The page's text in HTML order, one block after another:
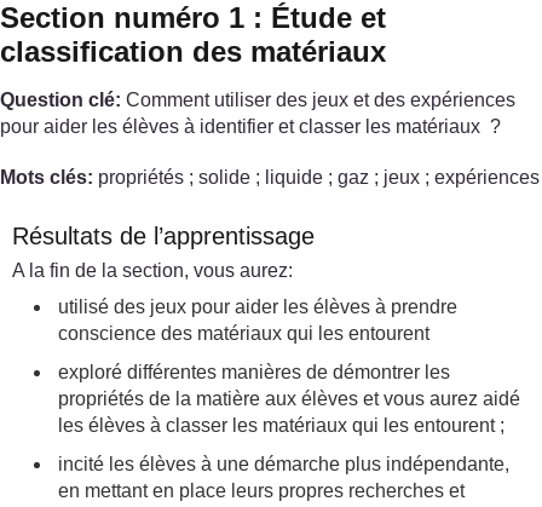
Section numéro 1 : Étude et
classification des matériaux
Question clé: Comment utiliser des jeux et des expériences
pour aider les élèves à identifier et classer les matériaux ?
Mots clés: propriétés ; solide ; liquide ; gaz ; jeux ; expériences
Résultats de l’apprentissage
A la fin de la section, vous aurez:
utilisé des jeux pour aider les élèves à prendre
conscience des matériaux qui les entourent
exploré différentes manières de démontrer les
propriétés de la matière aux élèves et vous aurez aidé
les élèves à classer les matériaux qui les entourent ;
incité les élèves à une démarche plus indépendante,
en mettant en place leurs propres recherches et